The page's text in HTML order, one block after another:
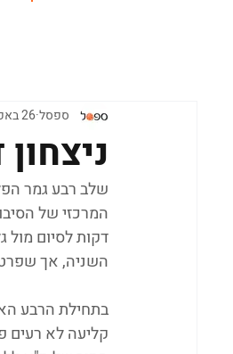
ספסל 26 באפר׳ 2025
השניה, אך
בתחילת הרבע